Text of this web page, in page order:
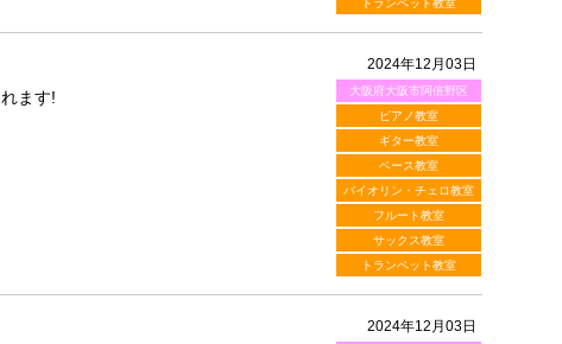
トランペット教室
2024年12月03日
大阪府大阪市阿倍野区
ピアノ教室
ギター教室
ベース教室
バイオリン・チェロ教室
フルート教室
サックス教室
トランペット教室
ます!
2024年12月03日